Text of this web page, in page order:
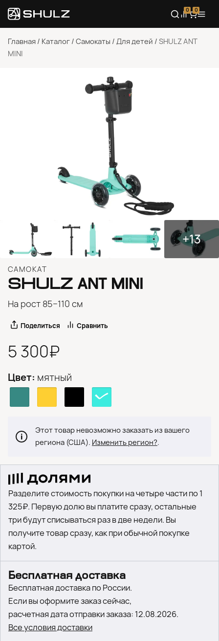
0 0
Главная / Каталог / Самокаты / Для детей / SHULZ ANT
MINI
+13
САМОКАТ
SHULZ ANT MINI
На рост 85−110 см
Поделиться Сравнить
5 300₽
Цвет: мятный
Этот товар невозможно заказать из вашего
региона (США). Изменить регион?.
Разделите стоимость покупки на четыре части по 1
325₽. Первую долю вы платите сразу, остальные
три будут списываться раз в две недели. Вы
получите товар сразу, как при обычной покупке
картой.
Бесплатная доставка
Бесплатная доставка по России.
Если вы оформите заказ сейчас,
расчетная дата отправки заказа: 12.08.2026.
Все условия доставки